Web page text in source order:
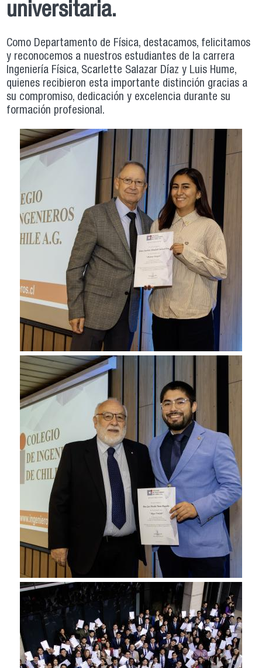
universitaria.
Como Departamento de Física, destacamos, felicitamos
y reconocemos a nuestros estudiantes de la carrera
Ingeniería Física, Scarlette Salazar Díaz y Luis Hume,
quienes recibieron esta importante distinción gracias a
su compromiso, dedicación y excelencia durante su
formación profesional.